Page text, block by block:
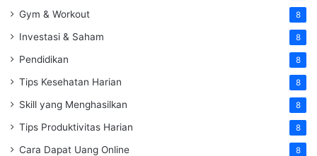
Gym & Workout 8
Investasi & Saham 8
Pendidikan 8
Tips Kesehatan Harian 8
Skill yang Menghasilkan 8
Tips Produktivitas Harian 8
Cara Dapat Uang Online 8